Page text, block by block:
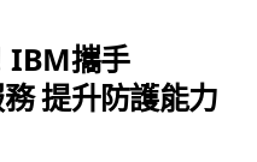
IBM攜手
提升防護能力